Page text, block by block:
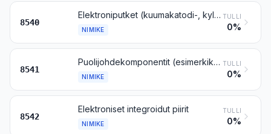
8540
Elektroniputket (kuumakatodi-, kylmäkatodi- tai valokatodiputket), esim. tyhjiöputket, höyry- tai kaasutäytteiset putket, elohopeatasasuuntausputket, katodisädeputket ja televisiokameraputket
NIMIKE
TULLI
0%
8541
Puolijohdekomponentit (esimerkiksi diodit, transistorit, ja puolijohtimeen pohjautuvat muuntimet); valolle herkät puolijohdekomponentit, mukaan lukien valojännitekennot, myös jos ne on koottu moduuleiksi tai paneeleiksi; valodiodit (LED), myös muihin valodiodeihin (LED) yhdistetyt; asennetut pietsosähköiset kiteet
NIMIKE
TULLI
0%
8542
Elektroniset integroidut piirit
NIMIKE
TULLI
0%